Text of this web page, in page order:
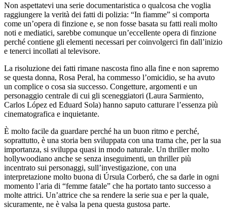
Non aspettatevi una serie documentaristica o qualcosa che voglia
raggiungere la verità dei fatti di polizia: “In fiamme” si comporta
come un’opera di finzione e, se non fosse basata su fatti reali molto
noti e mediatici, sarebbe comunque un’eccellente opera di finzione
perché contiene gli elementi necessari per coinvolgerci fin dall’inizio
e tenerci incollati al televisore.
La risoluzione dei fatti rimane nascosta fino alla fine e non sapremo
se questa donna, Rosa Peral, ha commesso l’omicidio, se ha avuto
un complice o cosa sia successo. Congetture, argomenti e un
personaggio centrale di cui gli sceneggiatori (Laura Sarmiento,
Carlos López ed Eduard Sola) hanno saputo catturare l’essenza più
cinematografica e inquietante.
È molto facile da guardare perché ha un buon ritmo e perché,
soprattutto, è una storia ben sviluppata con una trama che, per la sua
importanza, si sviluppa quasi in modo naturale. Un thriller molto
hollywoodiano anche se senza inseguimenti, un thriller più
incentrato sui personaggi, sull’investigazione, con una
interpretazione molto buona di Úrsula Corberó, che sa darle in ogni
momento l’aria di “femme fatale” che ha portato tanto successo a
molte attrici. Un’attrice che sa rendere la serie sua e per la quale,
sicuramente, ne è valsa la pena questa gustosa parte.